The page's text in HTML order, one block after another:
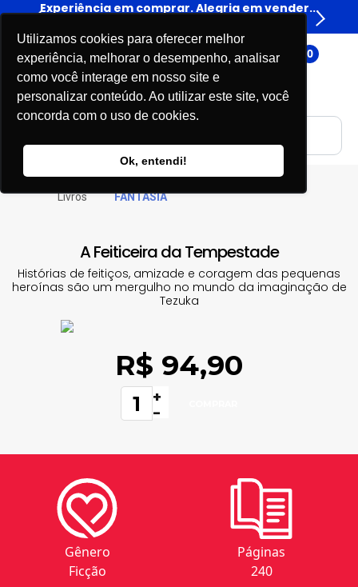
Utilizamos cookies para oferecer melhor
experiência, melhorar o desempenho, analisar
como você interage em nosso site e
personalizar conteúdo. Ao utilizar este site, você
concorda com o uso de cookies.
Ok, entendi!
Experiência em comprar. Alegria em vender...
0
Livros FANTASIA
A Feiticeira da Tempestade
Histórias de feitiços, amizade e coragem das pequenas
heroínas são um mergulho no mundo da imaginação de
Tezuka
R$ 94,90
+
-
Gênero
Ficção
Páginas
240